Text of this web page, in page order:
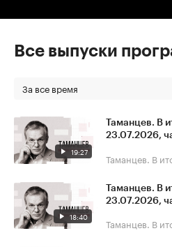
Все выпуски
За все время
19:27
Таманцев. В
23.07.2026,
Таманцев. В
18:40
Таманцев. В
23.07.2026,
Таманцев. В